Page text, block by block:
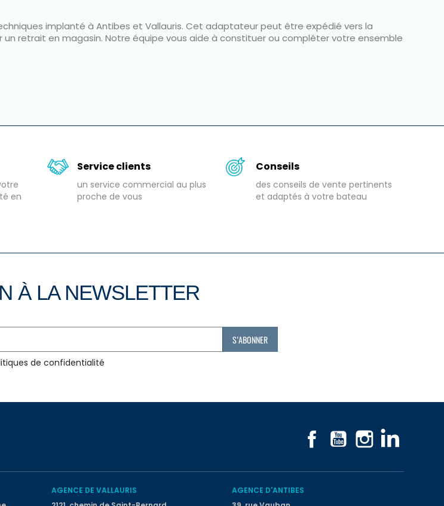
implanté à Antibes et Vallauris. Cet adaptateur peut être expédié vers la
retrait en magasin. Notre équipe vous aide à constituer ou compléter votre ensemble
en
Service clients
un service commercial au plus
proche de vous
Conseils
des conseils de vente pertinents
et adaptés à votre bateau
À LA NEWSLETTER
de confidentialité
FacebookYouTubeInstagram
AGENCE DE VALLAURIS
AGENCE D'ANTIBES